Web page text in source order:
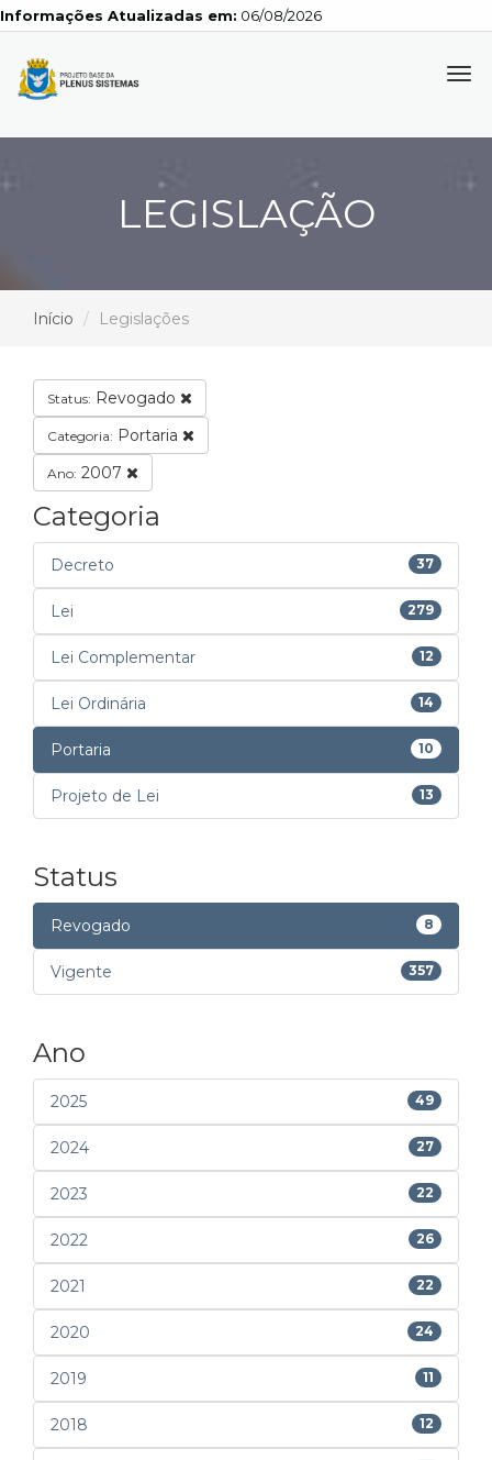
Atualizadas em: 06/08/2026
LEGISLAÇÃO
Início Legislações
Status: Revogado
Categoria: Portaria
Ano: 2007
Categoria
Decreto 37
Lei 279
Lei Complementar 12
Lei Ordinária 14
Portaria 10
Projeto de Lei 13
Status
Revogado 8
Vigente 357
Ano
2025 49
2024 27
2023 22
2022 26
2021 22
2020 24
2019 11
2018 12